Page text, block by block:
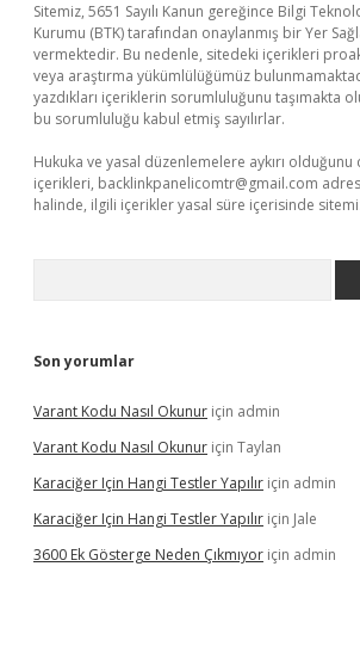
Sitemiz, 5651 Sayılı Kanun gereğince Bilgi
Kurumu (BTK) tarafından onaylanmış bir Yer
vermektedir. Bu nedenle, sitedeki içerikleri
veya araştırma yükümlülüğümüz
yazdıkları içeriklerin sorumluluğunu taşımakta
bu sorumluluğu kabul etmiş sayılırlar.
Hukuka ve yasal düzenlemelere aykırı
içerikleri, backlinkpanelicomtr@gmail.com
halinde, ilgili içerikler yasal süre içerisinde
Son yorumlar
Varant Kodu Nasıl Okunur için admin
Varant Kodu Nasıl Okunur için Taylan
Karaciğer Için Hangi Testler Yapılır için admin
Karaciğer Için Hangi Testler Yapılır için Jale
3600 Ek Gösterge Neden Çıkmıyor için admin